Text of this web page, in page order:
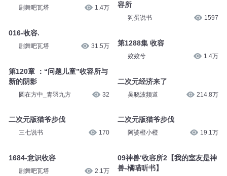
剧舞吧瓦塔 1.4万
016-收容.
剧舞吧瓦塔 31.5万
第120章 ：“问题儿童”收容所与
新的阴影
圆在方中_青羽九方 32
二次元版猫爷步伐
三七说书 170
1684-意识收容
剧舞吧瓦塔 2.1万
容所
狗蛋说书 1597
第1288集 收容
姣姣兮 1.4万
二次元经济来了
吴晓波频道 214.8万
二次元版猫爷步伐
阿婆橙小橙 19.1万
09神兽‘收容所2【我的室友是神
兽-橘喵听书】